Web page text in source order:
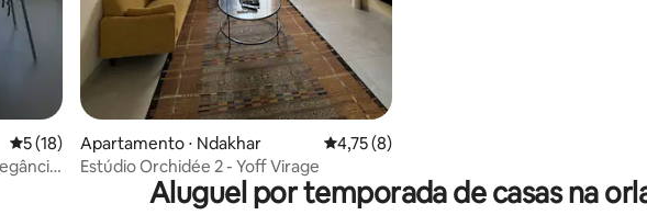
5 de uma avaliação média de 5, 18 avaliações
5 (18)
Apartamento ⋅ Ndakhar 4,75 de uma avaliação média de 5, 8
4,75 (8)
Estúdio Orchidée 2 - Yoff Virage
Aluguel por temporada de casas na